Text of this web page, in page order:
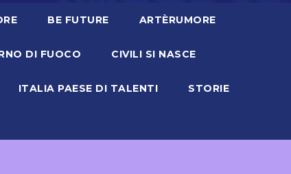
BE FUTURE ARTÈRUMORE
DI FUOCO CIVILI SI NASCE
ITALIA PAESE DI TALENTI STORIE